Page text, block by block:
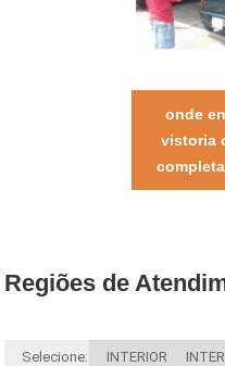
onde
vistoria
Regiões de
Selecione: INTERIOR